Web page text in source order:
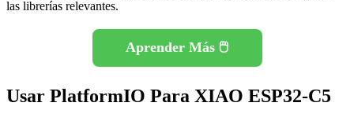
las librerías relevantes.
Aprender Más 🖱️
Usar PlatformIO Para XIAO ESP32-C5